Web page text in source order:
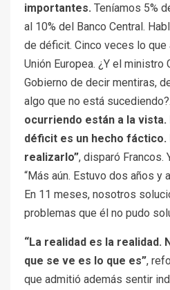
importantes. Teníamos 5%
al 10% del Banco Central.
de déficit. Cinco veces lo
Unión Europea. ¿Y el ministro
Gobierno de decir mentiras,
algo que no está sucediendo?.
ocurriendo están a la vista.
déficit es un hecho fáctico.
realizarlo”, disparó Francos.
“Más aún. Estuvo dos años y
En 11 meses, nosotros
problemas que él no pudo
“La realidad es la realidad.
que se ve es lo que es”,
que admitió además sentir